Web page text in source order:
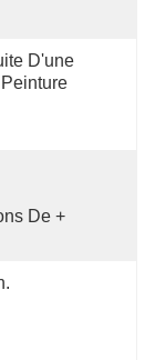
D'une
De +